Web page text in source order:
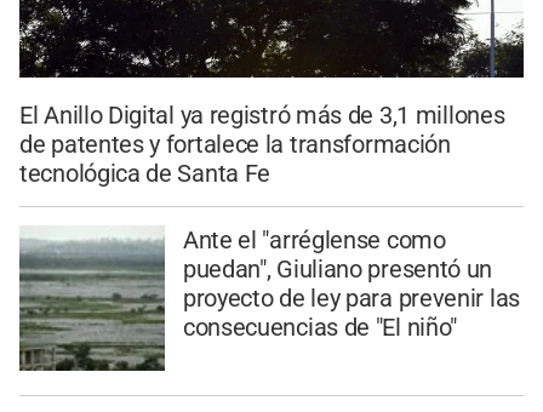
El Anillo Digital ya registró más de 3,1 millones
de patentes y fortalece la transformación
tecnológica de Santa Fe
Ante el "arréglense como
puedan", Giuliano presentó un
proyecto de ley para prevenir las
consecuencias de "El niño"